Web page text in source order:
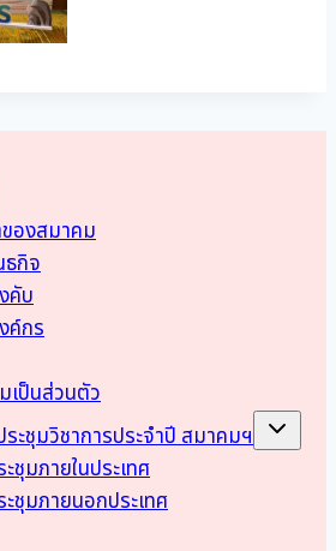
องสมาคม
กิจ
คับ
ค์กร
เป็นส่วนตัว
ะชุมวิชาการประจำปี สมาคมฯ
Toggle
ชุมภายในประเทศ
ชุมภายนอกประเทศ